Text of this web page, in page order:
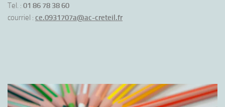
Tel. : 01 86 78 38 60
courriel : ce.0931707a@ac-creteil.fr